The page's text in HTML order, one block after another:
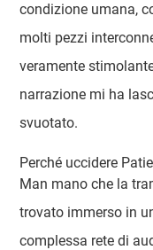
condizione umana,
molti pezzi
veramente
narrazione mi ha
svuotato.
Perché uccidere
Man mano che la
trovato immerso in
complessa rete di